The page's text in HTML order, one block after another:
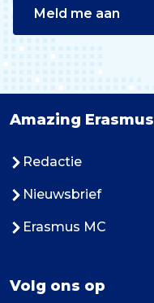
Meld me aan
Amazing
Redactie
Nieuwsbrief
Erasmus MC
Volg ons op